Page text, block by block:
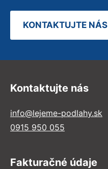
KONTAKTUJTE NÁS
Kontaktujte nás
info@lejeme-podlahy.sk
0915 950 055
Fakturačné údaje